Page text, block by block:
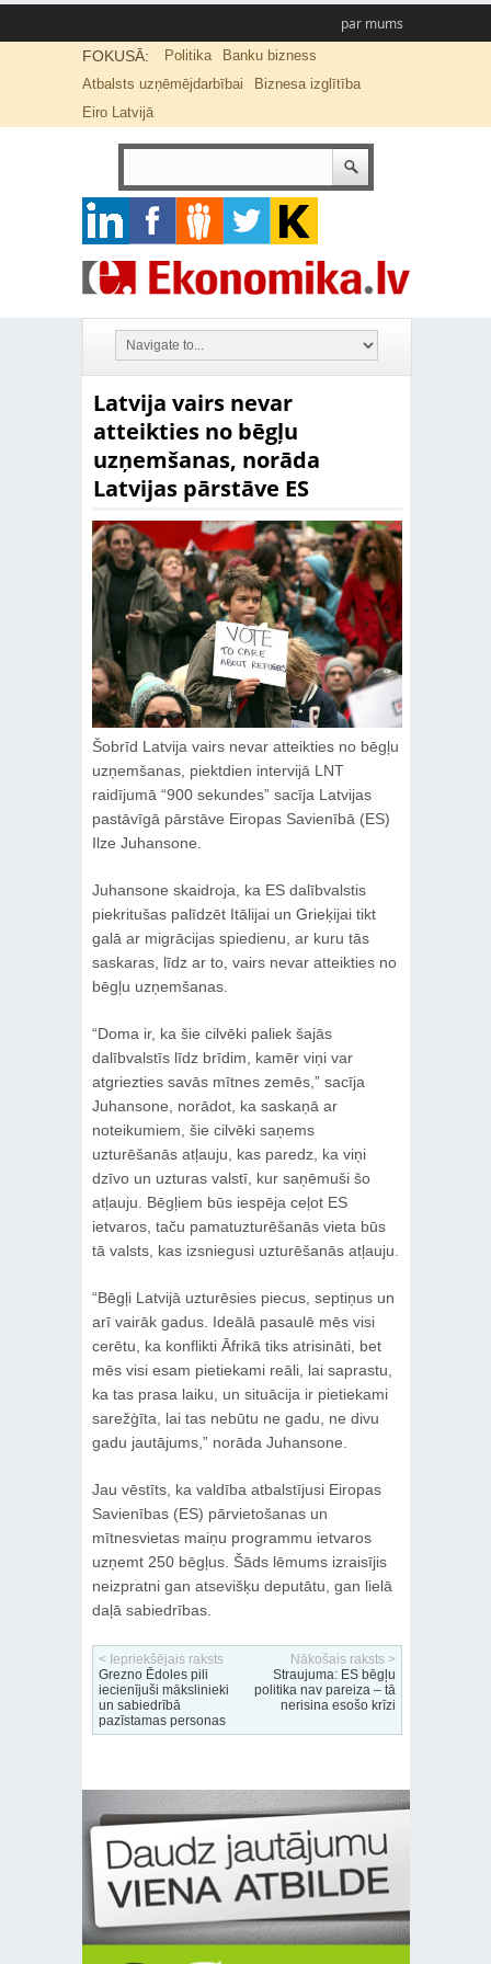
par mums
FOKUSĀ: Politika
Banku bizness
Atbalsts uzņēmējdarbībai
Biznesa izglītība
Eiro Latvijā
Latvija vairs nevar
atteikties no bēgļu
uzņemšanas, norāda
Latvijas pārstāve ES
Šobrīd Latvija vairs nevar atteikties no bēgļu
uzņemšanas, piektdien intervijā LNT
raidījumā “900 sekundes” sacīja Latvijas
pastāvīgā pārstāve Eiropas Savienībā (ES)
Ilze Juhansone.
Juhansone skaidroja, ka ES dalībvalstis
piekritušas palīdzēt Itālijai un Grieķijai tikt
galā ar migrācijas spiedienu, ar kuru tās
saskaras, līdz ar to, vairs nevar atteikties no
bēgļu uzņemšanas.
“Doma ir, ka šie cilvēki paliek šajās
dalībvalstīs līdz brīdim, kamēr viņi var
atgriezties savās mītnes zemēs,” sacīja
Juhansone, norādot, ka saskaņā ar
noteikumiem, šie cilvēki saņems
uzturēšanās atļauju, kas paredz, ka viņi
dzīvo un uzturas valstī, kur saņēmuši šo
atļauju. Bēgļiem būs iespēja ceļot ES
ietvaros, taču pamatuzturēšanās vieta būs
tā valsts, kas izsniegusi uzturēšanās atļauju.
“Bēgļi Latvijā uzturēsies piecus, septiņus un
arī vairāk gadus. Ideālā pasaulē mēs visi
cerētu, ka konflikti Āfrikā tiks atrisināti, bet
mēs visi esam pietiekami reāli, lai saprastu,
ka tas prasa laiku, un situācija ir pietiekami
sarežģīta, lai tas nebūtu ne gadu, ne divu
gadu jautājums,” norāda Juhansone.
Jau vēstīts, ka valdība atbalstījusi Eiropas
Savienības (ES) pārvietošanas un
mītnesvietas maiņu programmu ietvaros
uzņemt 250 bēgļus. Šāds lēmums izraisījis
neizpratni gan atsevišķu deputātu, gan lielā
daļā sabiedrības.
< Iepriekšējais raksts
Grezno Ēdoles pili
iecienījuši mākslinieki
un sabiedrībā
pazīstamas personas
Nākošais raksts >
Straujuma: ES bēgļu
politika nav pareiza – tā
nerisina esošo krīzi